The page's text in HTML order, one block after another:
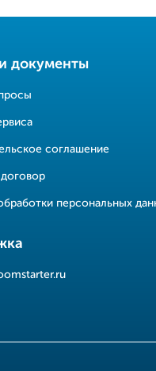
документы
соглашение
персональных